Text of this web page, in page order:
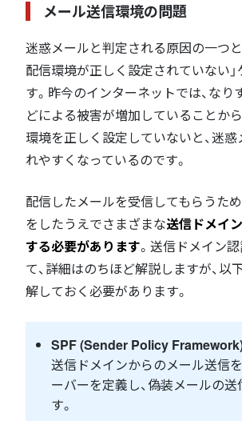
メール送信環境の問題
迷惑メールと判定される原因の一つ
配信環境が正しく設定されていない
す。昨今のインターネットでは、なり
どによる被害が増加していることか
環境を正しく設定していないと、迷
れやすくなっているのです。
配信したメールを受信してもらうた
をしたうえでさまざまな送信ドメイ
する必要があります。送信ドメイン
て、詳細はのちほど解説しますが、以
解しておく必要があります。
SPF (Sender Policy
送信ドメインからのメール送信
ーバーを定義し、偽装メールの
す。